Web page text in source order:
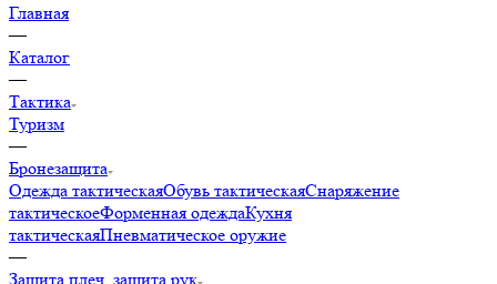
Главная
—
Каталог
—
Тактика
Туризм
—
Бронезащита
Одежда тактическаяОбувь тактическаяСнаряжение
тактическоеФорменная одеждаКухня
тактическаяПневматическое оружие
—
Защита плеч, защита рук